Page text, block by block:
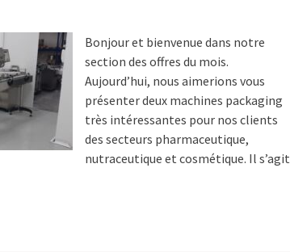
Bonjour et bienvenue dans notre
section des offres du mois.
Aujourd’hui, nous aimerions vous
présenter deux machines packaging
très intéressantes pour nos clients
des secteurs pharmaceutique,
nutraceutique et cosmétique. Il s’agit